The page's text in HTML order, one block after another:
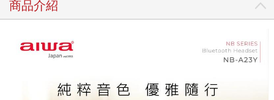
商品介紹